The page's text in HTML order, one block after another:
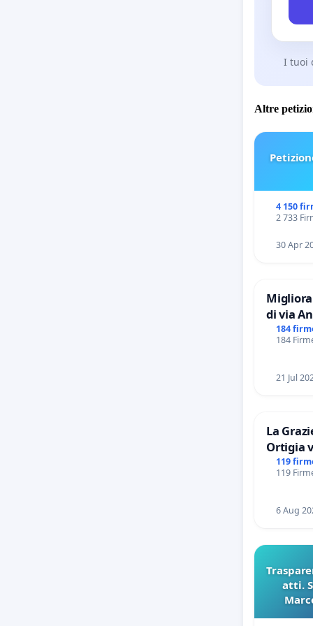
I tuoi
Altre
4 150
2 733
30 Apr
di via Anton Giulio
Tieri
184
184
21 Jul
La
Ortigia
119
119
6 Aug
atti.